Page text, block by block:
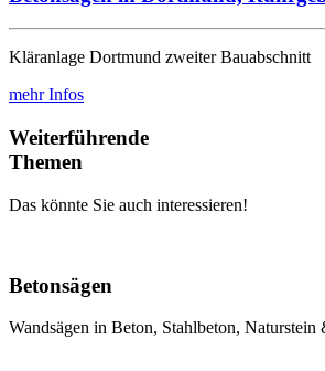
Kläranlage Dortmund zweiter Bauabschnitt
mehr Infos
Weiterführende
Themen
Das könnte Sie auch interessieren!
Betonsägen
Wandsägen in Beton, Stahlbeton,